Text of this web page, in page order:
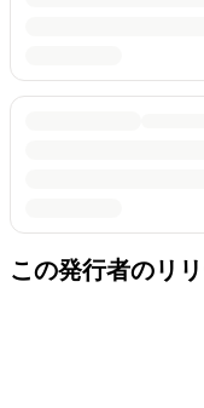
この発行者のリ